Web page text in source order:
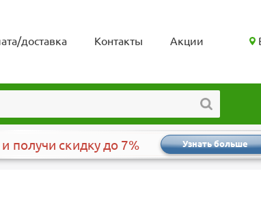
доставка Контакты Акции
и получи скидку до 7% Узнать больше